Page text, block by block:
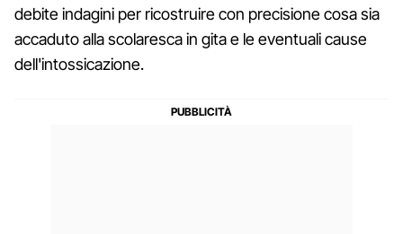
debite indagini per ricostruire con precisione cosa sia
accaduto alla scolaresca in gita e le eventuali cause
dell'intossicazione.